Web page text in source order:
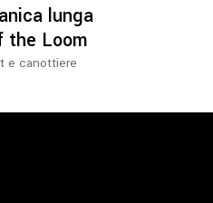
possono
essere
lunga
the Loom
e canottiere